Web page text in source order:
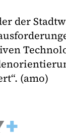
der
(amo)